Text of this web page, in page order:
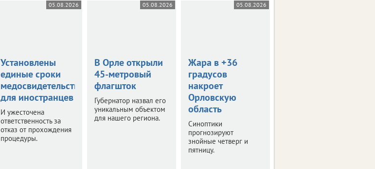
05.08.2026
Установлены
единые сроки
медосвидетельствования
для иностранцев
И ужесточена
ответственность за
отказ от прохождения
процедуры.
05.08.2026
В Орле открыли
45-метровый
флагшток
Губернатор назвал его
уникальным объектом
для нашего региона.
05.08.2026
Жара в +36
градусов
накроет
Орловскую
область
Синоптики
прогнозируют
знойные четверг и
пятницу.